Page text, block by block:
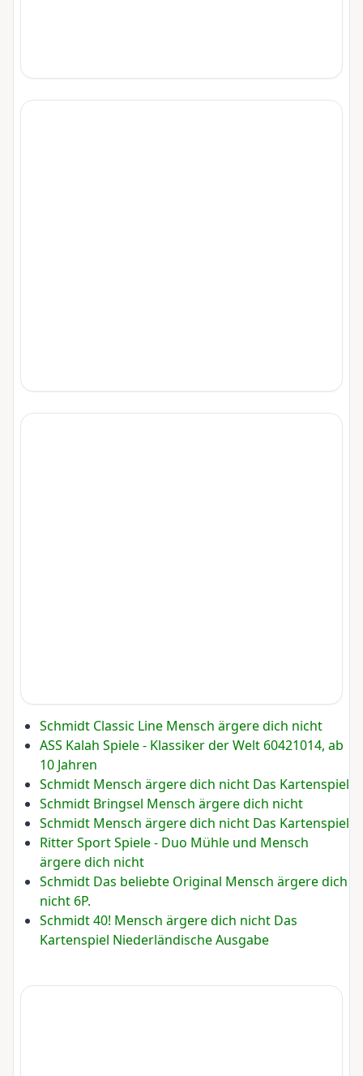
Schmidt Classic Line Mensch ärgere dich nicht
ASS Kalah Spiele - Klassiker der Welt 60421014, ab
10 Jahren
Schmidt Mensch ärgere dich nicht Das Kartenspiel
Schmidt Bringsel Mensch ärgere dich nicht
Schmidt Mensch ärgere dich nicht Das Kartenspiel
Ritter Sport Spiele - Duo Mühle und Mensch
ärgere dich nicht
Schmidt Das beliebte Original Mensch ärgere dich
nicht 6P.
Schmidt 40! Mensch ärgere dich nicht Das
Kartenspiel Niederländische Ausgabe